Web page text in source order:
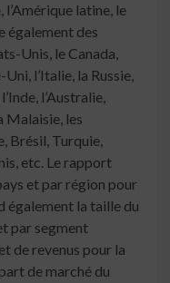
l’Amérique latine, le
également des
Unis, le Canada,
l’Italie, la Russie,
l’Australie,
Malaisie, les
Brésil, Turquie,
etc. Le rapport
et par région pour
également la taille du
par segment
de revenus pour la
de marché du